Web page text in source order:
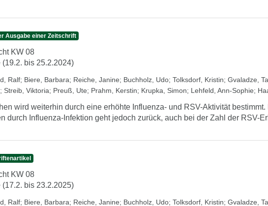
Ausgabe einer Zeitschrift
KW 08
bis 25.2.2024)
Ralf; Biere, Barbara; Reiche, Janine; Buchholz, Udo; Tolksdorf, Kristin; Gvaladze,
; Streib, Viktoria; Preuß, Ute; Prahm, Kerstin; Krupka, Simon; Lehfeld, Ann-Sophie;
wird weiterhin durch eine erhöhte Influenza- und RSV-Aktivität
durch Influenza-Infektion geht jedoch zurück, auch bei der Zahl der RSV-
KW 08
bis 23.2.2025)
Ralf; Biere, Barbara; Reiche, Janine; Buchholz, Udo; Tolksdorf, Kristin; Gvaladze,